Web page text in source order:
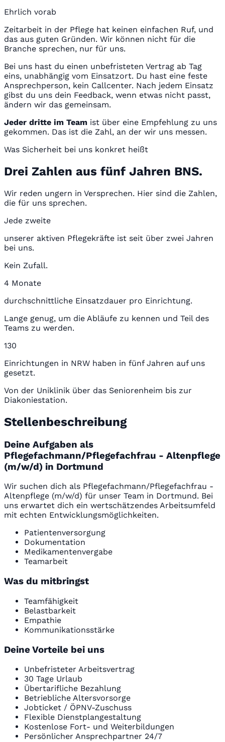
Ehrlich vorab
Zeitarbeit in der Pflege hat keinen einfachen Ruf, und
das aus guten Gründen. Wir können nicht für die
Branche sprechen, nur für uns.
Bei uns hast du einen unbefristeten Vertrag ab Tag
eins, unabhängig vom Einsatzort. Du hast eine feste
Ansprechperson, kein Callcenter. Nach jedem Einsatz
gibst du uns dein Feedback, wenn etwas nicht passt,
ändern wir das gemeinsam.
Jeder dritte im Team ist über eine Empfehlung zu uns
gekommen. Das ist die Zahl, an der wir uns messen.
Was Sicherheit bei uns konkret heißt
Drei Zahlen aus fünf Jahren BNS.
Wir reden ungern in Versprechen. Hier sind die Zahlen,
die für uns sprechen.
Jede zweite
unserer aktiven Pflegekräfte ist seit über zwei Jahren
bei uns.
Kein Zufall.
4 Monate
durchschnittliche Einsatzdauer pro Einrichtung.
Lange genug, um die Abläufe zu kennen und Teil des
Teams zu werden.
130
Einrichtungen in NRW haben in fünf Jahren auf uns
gesetzt.
Von der Uniklinik über das Seniorenheim bis zur
Diakoniestation.
Stellenbeschreibung
Deine Aufgaben als
Pflegefachmann/Pflegefachfrau - Altenpflege
(m/w/d) in Dortmund
Wir suchen dich als Pflegefachmann/Pflegefachfrau -
Altenpflege (m/w/d) für unser Team in Dortmund. Bei
uns erwartet dich ein wertschätzendes Arbeitsumfeld
mit echten Entwicklungsmöglichkeiten.
Patientenversorgung
Dokumentation
Medikamentenvergabe
Teamarbeit
Was du mitbringst
Teamfähigkeit
Belastbarkeit
Empathie
Kommunikationsstärke
Deine Vorteile bei uns
Unbefristeter Arbeitsvertrag
30 Tage Urlaub
Übertarifliche Bezahlung
Betriebliche Altersvorsorge
Jobticket / ÖPNV-Zuschuss
Flexible Dienstplangestaltung
Kostenlose Fort- und Weiterbildungen
Persönlicher Ansprechpartner 24/7